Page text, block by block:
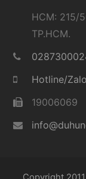
HCM: 215/
TP.HCM.
Hotline/
19006069